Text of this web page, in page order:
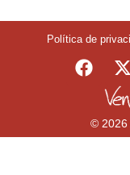
Política de
© 2026